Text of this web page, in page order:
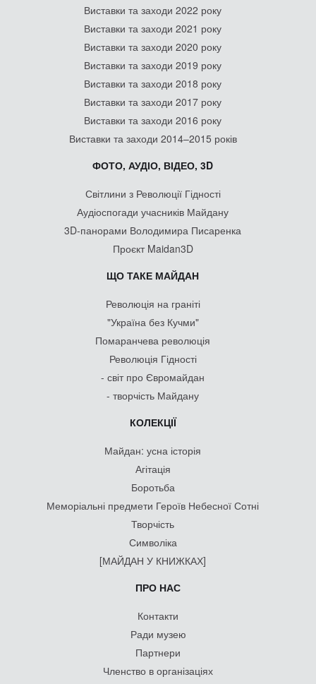
Виставки та заходи 2022 року
Виставки та заходи 2021 року
Виставки та заходи 2020 року
Виставки та заходи 2019 року
Виставки та заходи 2018 року
Виставки та заходи 2017 року
Виставки та заходи 2016 року
Виставки та заходи 2014–2015 років
ФОТО, АУДІО, ВІДЕО, 3D
Світлини з Революції Гідності
Аудіоспогади учасників Майдану
3D-панорами Володимира Писаренка
Проєкт Maidan3D
ЩО ТАКЕ МАЙДАН
Революція на граніті
"Україна без Кучми"
Помаранчева революція
Революція Гідності
- світ про Євромайдан
- творчість Майдану
КОЛЕКЦІЇ
Майдан: усна історія
Агітація
Боротьба
Меморіальні предмети Героїв Небесної Сотні
Творчість
Символіка
[МАЙДАН У КНИЖКАХ]
ПРО НАС
Контакти
Ради музею
Партнери
Членство в організаціях